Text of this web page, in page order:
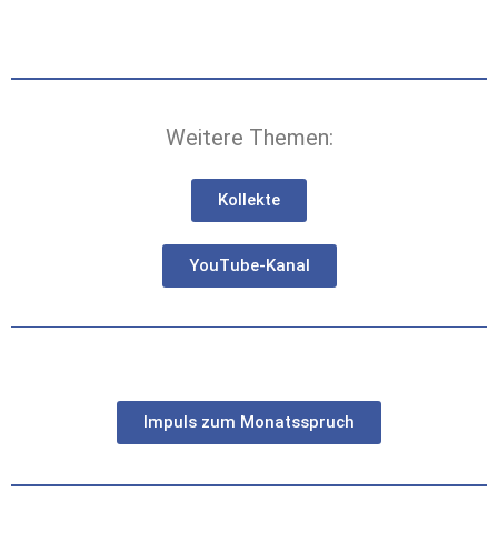
Weitere Themen:
Kollekte
YouTube-Kanal
Impuls zum Monatsspruch